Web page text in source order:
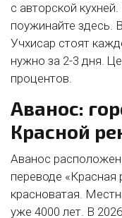
с авторской
поужинайте здесь.
Учхисар стоят
нужно за 2-3 дня.
процентов.
Аванос:
Красной
Аванос
переводе «Красная
красноватая.
уже 4000 лет. В